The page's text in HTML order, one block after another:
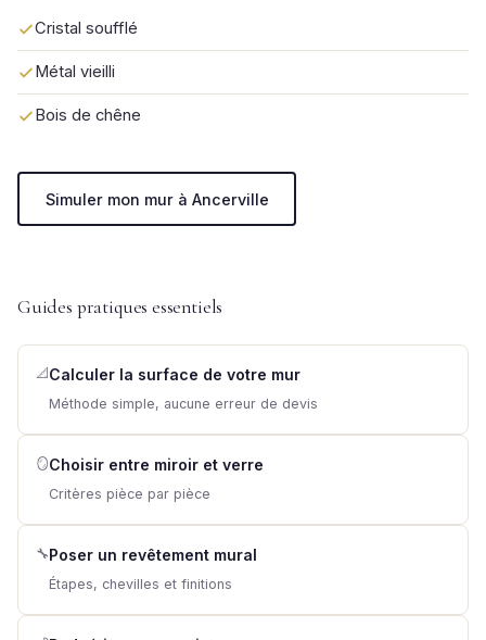
Cristal soufflé
Métal vieilli
Bois de chêne
Simuler mon mur à Ancerville
Guides pratiques essentiels
📐 Calculer la surface de votre mur
Méthode simple, aucune erreur de devis
🪞Choisir entre miroir et verre
Critères pièce par pièce
🔧Poser un revêtement mural
Étapes, chevilles et finitions